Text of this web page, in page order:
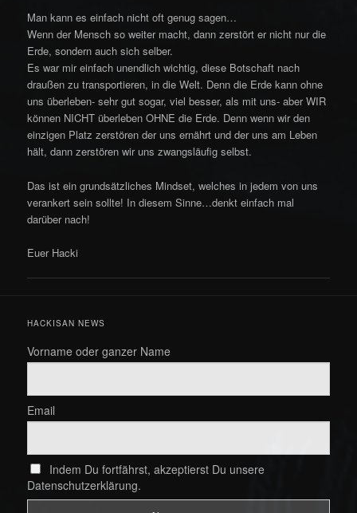
Man kann es einfach nicht oft genug sagen…
Wenn der Mensch so weiter macht, dann zerstört er nicht nur die
Erde, sondern auch sich selber.
Es war mir einfach unendlich wichtig, diese Botschaft nach
draußen zu transportieren, in die Welt. Denn die Erde kann ohne
uns überleben- sehr gut sogar, viel besser, als mit uns- aber WIR
können NICHT überleben OHNE die Erde. Denn wenn wir den
einzigen Platz zerstören der uns ernährt und der uns am Leben
hält, dann zerstören wir uns zwangsläufig selbst.
Das ist ein grundsätzliches Mindset, welches in jedem von uns
verankert sein sollte! In diesem Sinne…denkt einfach mal
darüber nach!
Euer Hacki
HACKISAN NEWS
Vorname oder ganzer Name
Email
Indem Du fortfährst, akzeptierst Du unsere
Datenschutzerklärung.